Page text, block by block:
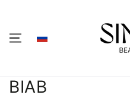
Коллекция:
BIAB